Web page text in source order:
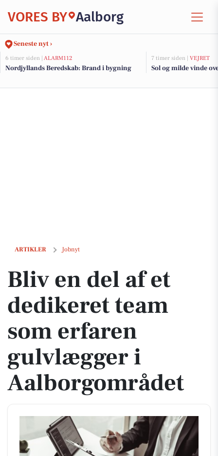
VORES BY Aalborg
Seneste nyt ›
6 timer siden | ALARM112
Nordjyllands Beredskab: Brand i bygning
7 timer siden | VEJRET
Sol og milde vinde
ARTIKLER Jobnyt
Bliv en del af et dedikeret team som erfaren gulvlægger i
Bliv en del af et
dedikeret team
som erfaren
gulvlægger i
Aalborgområdet